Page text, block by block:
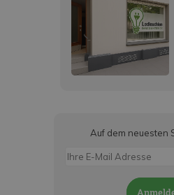
Auf dem neuesten